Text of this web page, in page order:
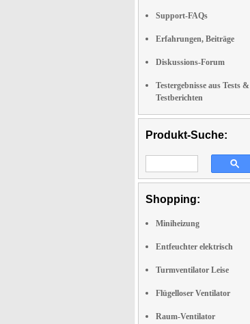
Support-FAQs
Erfahrungen, Beiträge
Diskussions-Forum
Testergebnisse aus Tests &
Testberichten
Produkt-Suche:
Shopping:
Miniheizung
Entfeuchter elektrisch
Turmventilator Leise
Flügelloser Ventilator
Raum-Ventilator